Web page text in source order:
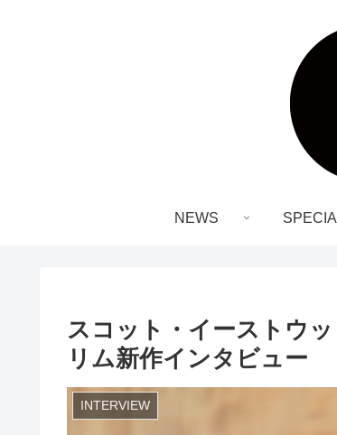
NEWS
スコット・イーストウ
リム新作インタビュー
INTERVIEW